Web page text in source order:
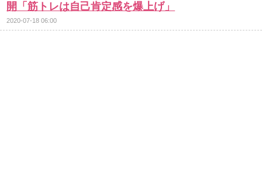
開「筋トレは自己肯定感を爆上げ」
2020-07-18 06:00